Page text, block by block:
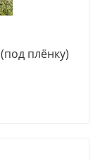
плёнку)